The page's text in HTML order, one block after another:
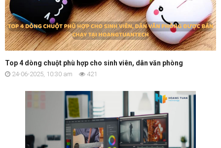
Top 4 dòng chuột phù hợp cho sinh viên, dân văn phòng
24-06-2025, 10:30 am 421